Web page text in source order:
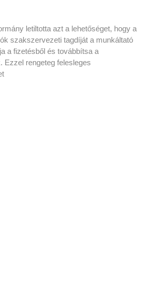
letiltotta azt a lehetőséget, hogy a
szakszervezeti tagdíját a munkáltató
a fizetésből és továbbítsa a
Ezzel rengeteg felesleges